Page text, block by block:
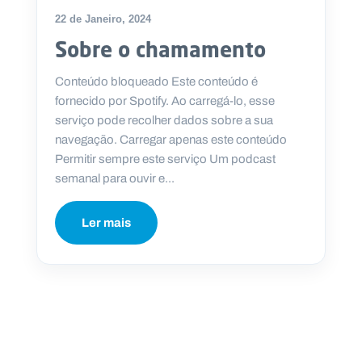
22 de Janeiro, 2024
Sobre o chamamento
Conteúdo bloqueado Este conteúdo é
fornecido por Spotify. Ao carregá-lo, esse
serviço pode recolher dados sobre a sua
navegação. Carregar apenas este conteúdo
Permitir sempre este serviço Um podcast
semanal para ouvir e...
Ler mais